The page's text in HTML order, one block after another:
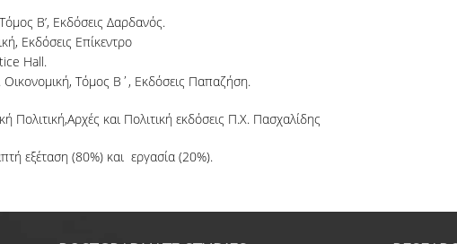
Β’, Εκδόσεις Δαρδανός.
Εκδόσεις Επίκεντρο
Hall.
Τόμος Β΄, Εκδόσεις Παπαζήση.
και Πολιτική εκδόσεις Π.Χ. Πασχαλίδης
εξέταση (80%) και εργασία (20%).